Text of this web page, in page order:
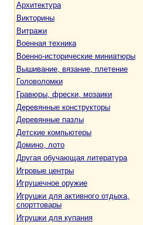
Архитектура
Викторины
Витражи
Военная техника
Военно-исторические миниатюры
Вышивание, вязание, плетение
Головоломки
Гравюры, фрески, мозаики
Деревянные конструкторы
Деревянные пазлы
Детские компьютеры
Домино, лото
Другая обучающая литература
Игровые центры
Игрушечное оружие
Игрушки для активного отдыха,
спорттовары
Игрушки для купания